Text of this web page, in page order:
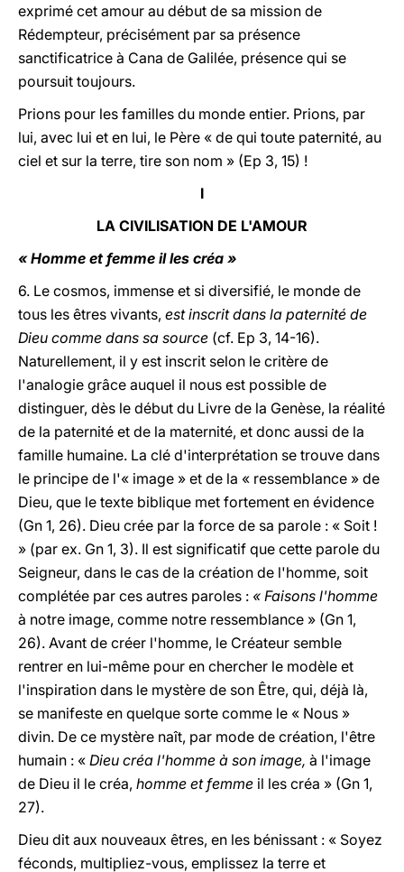
exprimé cet amour au début de sa mission de
Rédempteur, précisément par sa présence
sanctificatrice à Cana de Galilée, présence qui se
poursuit toujours.
Prions pour les familles du monde entier. Prions, par
lui, avec lui et en lui, le Père « de qui toute paternité, au
ciel et sur la terre, tire son nom » (Ep 3, 15) !
I
LA CIVILISATION DE L'AMOUR
« Homme et femme il les créa »
6. Le cosmos, immense et si diversifié, le monde de
tous les êtres vivants, est inscrit dans la paternité de
Dieu comme dans sa source (cf. Ep 3, 14-16).
Naturellement, il y est inscrit selon le critère de
l'analogie grâce auquel il nous est possible de
distinguer, dès le début du Livre de la Genèse, la réalité
de la paternité et de la maternité, et donc aussi de la
famille humaine. La clé d'interprétation se trouve dans
le principe de l'« image » et de la « ressemblance » de
Dieu, que le texte biblique met fortement en évidence
(Gn 1, 26). Dieu crée par la force de sa parole : « Soit !
» (par ex. Gn 1, 3). Il est significatif que cette parole du
Seigneur, dans le cas de la création de l'homme, soit
complétée par ces autres paroles : « Faisons l'homme
à notre image, comme notre ressemblance » (Gn 1,
26). Avant de créer l'homme, le Créateur semble
rentrer en lui-même pour en chercher le modèle et
l'inspiration dans le mystère de son Être, qui, déjà là,
se manifeste en quelque sorte comme le « Nous »
divin. De ce mystère naît, par mode de création, l'être
humain : « Dieu créa l'homme à son image, à l'image
de Dieu il le créa, homme et femme il les créa » (Gn 1,
27).
Dieu dit aux nouveaux êtres, en les bénissant : « Soyez
féconds, multipliez-vous, emplissez la terre et